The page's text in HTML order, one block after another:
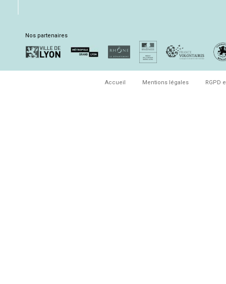
Nos partenaires
Accueil Mentions légales RGPD